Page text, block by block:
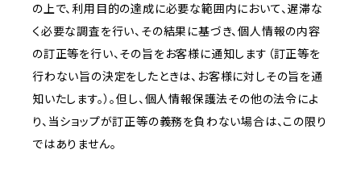
の上で、利用目的の達成に必要な範囲内において、遅滞な
く必要な調査を行い、その結果に基づき、個人情報の内容
の訂正等を行い、その旨をお客様に通知します（訂正等を
行わない旨の決定をしたときは、お客様に対しその旨を通
知いたします。）。但し、個人情報保護法その他の法令によ
り、当ショップが訂正等の義務を負わない場合は、この限り
ではありません。